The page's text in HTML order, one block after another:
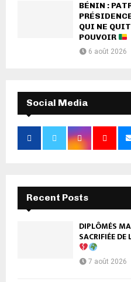
BÉNIN :
QUI NE
POUVOIR
6 août 2026
Social Media
Recent Posts
DIPLÔMÉS
SACRIFIÉE DE
7 août 2026